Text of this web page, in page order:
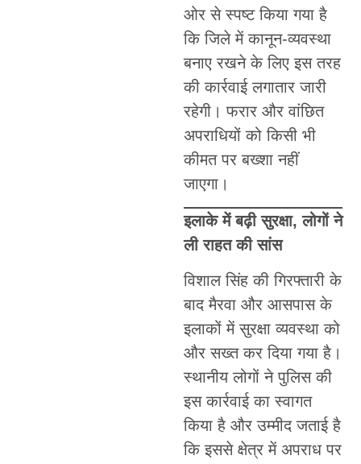
ओर से स्पष्ट किया गया है
कि जिले में कानून-व्यवस्था
बनाए रखने के लिए इस तरह
की कार्रवाई लगातार जारी
रहेगी। फरार और वांछित
अपराधियों को किसी भी
कीमत पर बख्शा नहीं
जाएगा।
इलाके में बढ़ी सुरक्षा, लोगों ने
ली राहत की सांस
विशाल सिंह की गिरफ्तारी के
बाद मैरवा और आसपास के
इलाकों में सुरक्षा व्यवस्था को
और सख्त कर दिया गया है।
स्थानीय लोगों ने पुलिस की
इस कार्रवाई का स्वागत
किया है और उम्मीद जताई है
कि इससे क्षेत्र में अपराध पर